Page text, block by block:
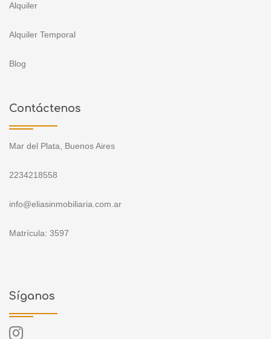
Alquiler
Alquiler Temporal
Blog
Contáctenos
Mar del Plata, Buenos Aires
2234218558
info@eliasinmobiliaria.com.ar
Matrícula: 3597
Síganos